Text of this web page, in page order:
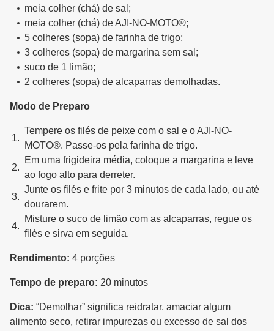
meia colher (chá) de sal;
meia colher (chá) de AJI-NO-MOTO®;
5 colheres (sopa) de farinha de trigo;
3 colheres (sopa) de margarina sem sal;
suco de 1 limão;
2 colheres (sopa) de alcaparras demolhadas.
Modo de Preparo
Tempere os filés de peixe com o sal e o AJI-NO-
MOTO®. Passe-os pela farinha de trigo.
Em uma frigideira média, coloque a margarina e leve
ao fogo alto para derreter.
Junte os filés e frite por 3 minutos de cada lado, ou até
dourarem.
Misture o suco de limão com as alcaparras, regue os
filés e sirva em seguida.
Rendimento: 4 porções
Tempo de preparo: 20 minutos
Dica: “Demolhar” significa reidratar, amaciar algum
alimento seco, retirar impurezas ou excesso de sal dos